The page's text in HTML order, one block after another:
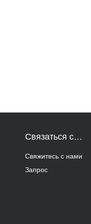
Связаться с
Свяжитесь с нами
Запрос